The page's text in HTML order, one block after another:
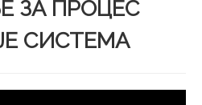
ЗА ПРОЦЕС
СИСТЕМА